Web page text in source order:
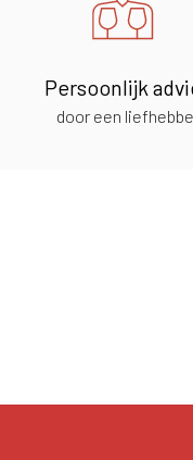
Persoonlijk
door een